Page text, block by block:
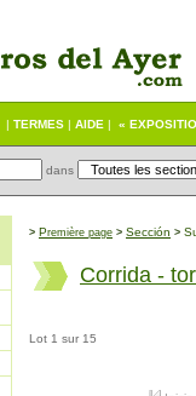
| TERMES | AIDE | «
dans
> Première page > Sección >
Corrida -
Lot 1 sur 15